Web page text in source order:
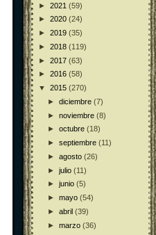
► 2021 (59)
► 2020 (24)
► 2019 (35)
► 2018 (119)
► 2017 (63)
► 2016 (58)
▼ 2015 (270)
►diciembre(7)
►noviembre(8)
►octubre(18)
►septiembre(11)
►agosto(26)
►julio(11)
►junio(5)
►mayo(54)
►abril(39)
►marzo(36)